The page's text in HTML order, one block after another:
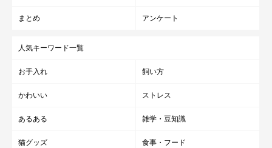
ちなみに…Bは…
やわらかい感触から母猫を思い出し、子猫気分になることも。で
まとめ アンケート
人気キーワード一覧
お手入れ 飼い方
かわいい ストレス
あるある 雑学・豆知識
猫グッズ 食事・フード